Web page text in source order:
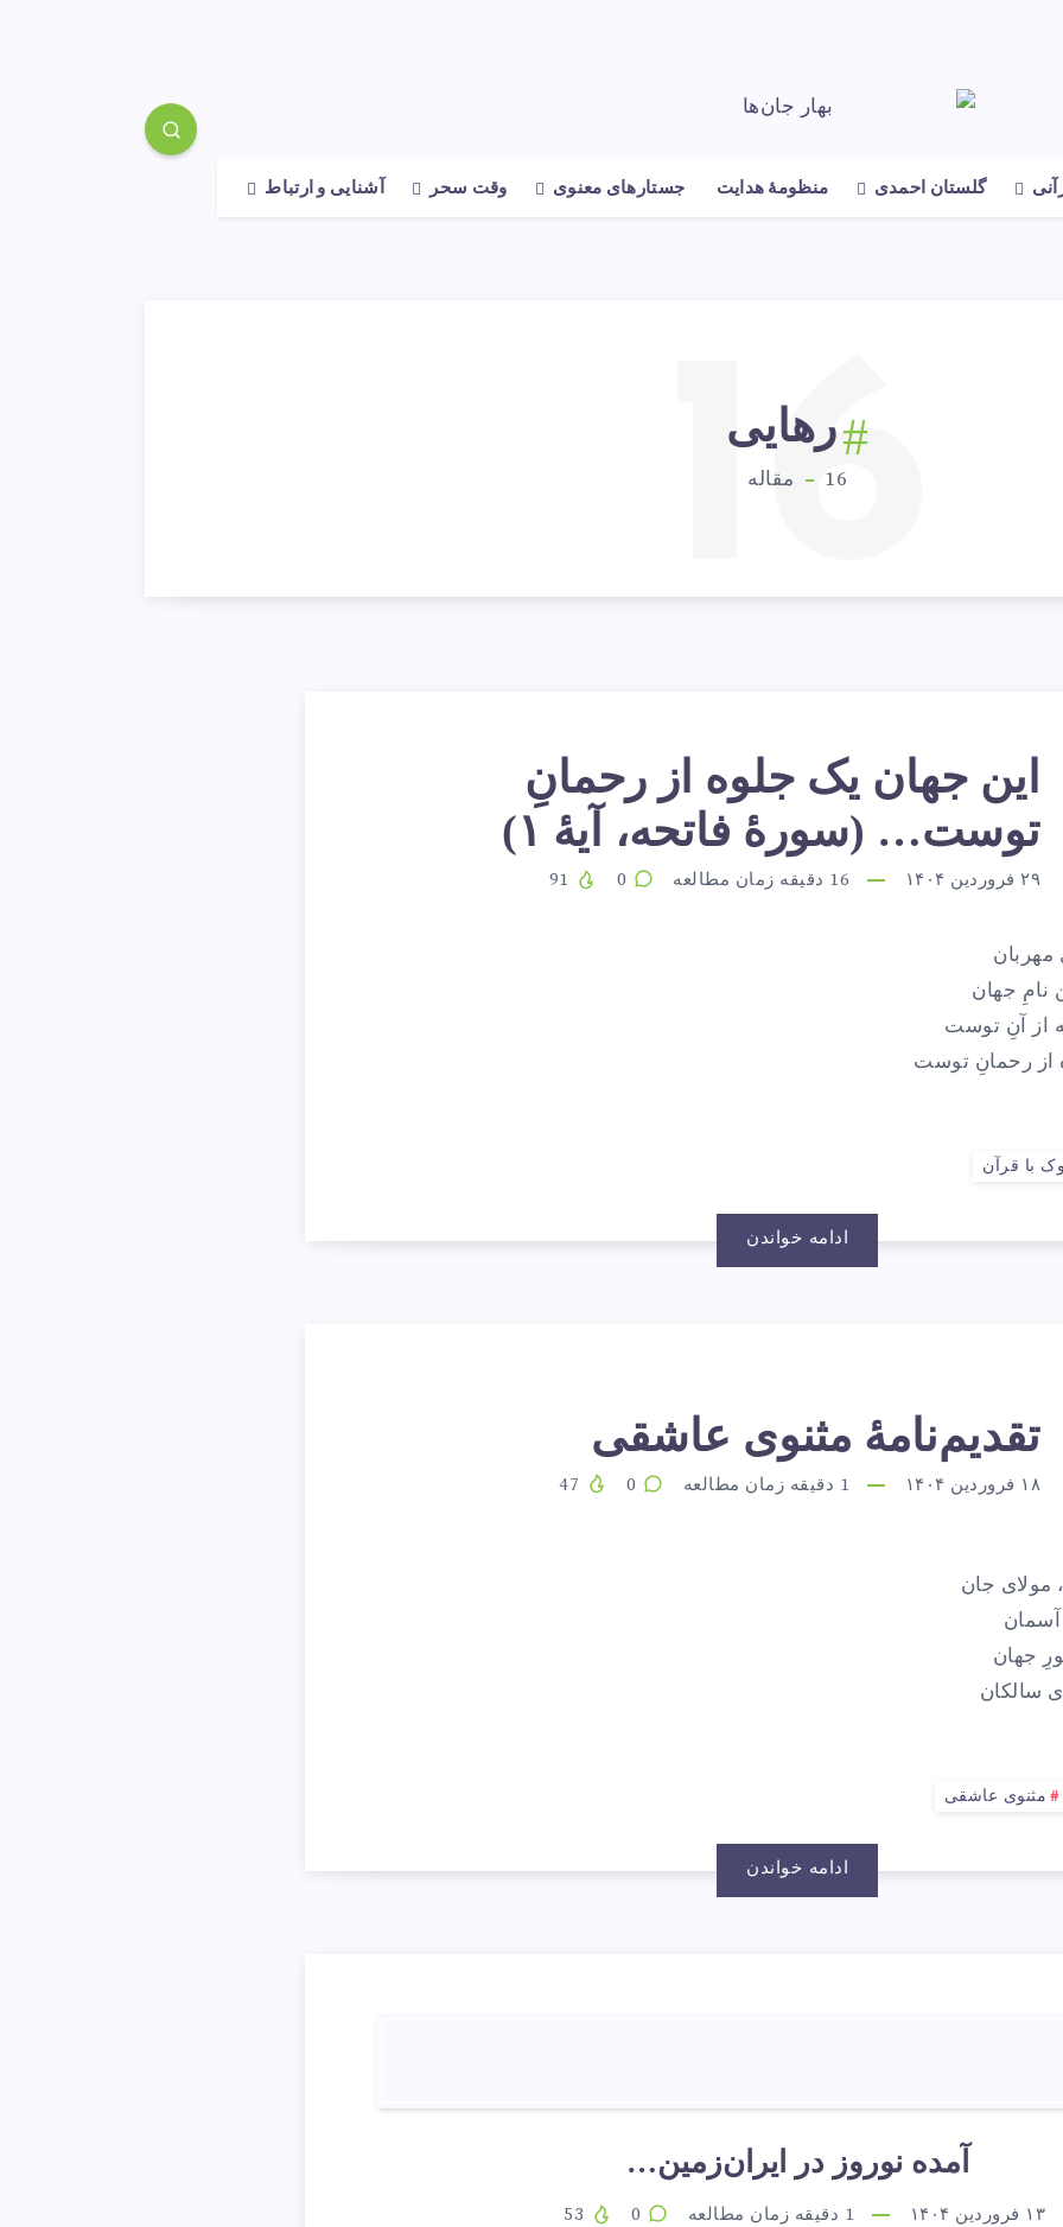
گلستان احمدی منظومهٔ هدایت جستارهای معنوی وقت سحر آشنایی و ارتباط
رهایی
16 مقاله
16
این
رحمانِ
(سورهٔ
۱)
این جهان یک جلوه از رحمانِ
توست… (سورهٔ فاتحه، آیهٔ ۱)
۲۹ فروردین ۱۴۰۴ 16 دقیقه زمان مطالعه 0
مهربان
نامِ جهان
از آنِ توست
از رحمانِ توست
با قرآن
ادامه خواندن
تقدیم‌نامهٔ
تقدیم‌نامهٔ مثنوی عاشقی
۱۸ فروردین ۱۴۰۴ 1 دقیقه زمان مطالعه 0
جان
جهان
سالکان
مثنوی عاشقی
ادامه خواندن
آمده نوروز در ایران‌زمین…
۱۳ فروردین ۱۴۰۴ 1 دقیقه زمان مطالعه 0